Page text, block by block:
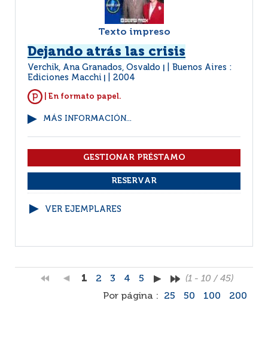
Texto impreso
Dejando atrás las crisis
Verchik, Ana Granados, Osvaldo
Buenos Aires :
Ediciones Macchi
2004
| En formato papel.
MÁS INFORMACIÓN...
VER EJEMPLARES
1 2 3 4 5
(1 - 10 / 45)
Por página :
25 50 100 200